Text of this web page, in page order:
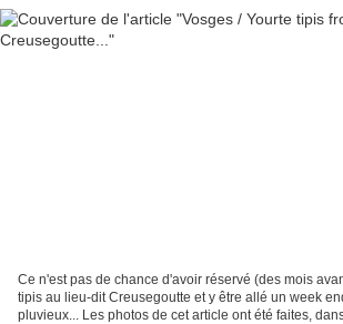
Ce n'est pas de chance d'avoir réservé (des mois
tipis au lieu-dit Creusegoutte et y être allé un week
pluvieux... Les photos de cet article ont été faites,